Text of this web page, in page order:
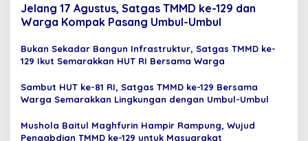
Jelang 17 Agustus, Satgas TMMD ke-129 dan
Warga Kompak Pasang Umbul-Umbul
Bukan Sekadar Bangun Infrastruktur, Satgas TMMD ke-
129 Ikut Semarakkan HUT RI Bersama Warga
Sambut HUT ke-81 RI, Satgas TMMD ke-129 Bersama
Warga Semarakkan Lingkungan dengan Umbul-Umbul
Mushola Baitul Maghfurin Hampir Rampung, Wujud
Pengabdian TMMD ke-129 untuk Masyarakat